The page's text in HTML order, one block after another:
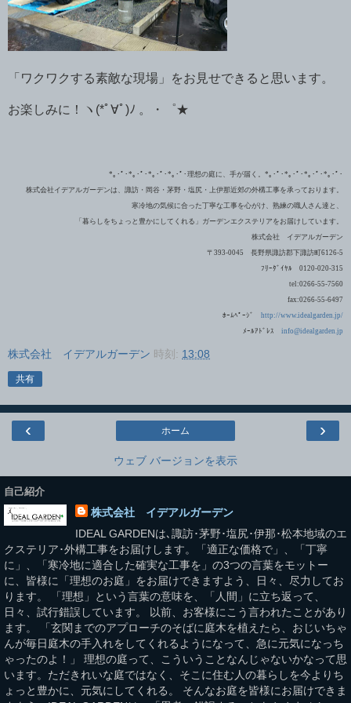
「ワクワクする素敵な現場」をお見せできると思います。
お楽しみに！ヽ(*ﾟ∀ﾟ)ﾉ 。・゜★
*｡･ﾟ･*｡･ﾟ･*｡･ﾟ･*｡･ﾟ･理想の庭に、手が届く。*｡･ﾟ･*｡･ﾟ･*｡･ﾟ･*｡･ﾟ･
株式会社イデアルガーデンは、諏訪・岡谷・茅野・塩尻・上伊那近郊の外構工事を承っております。
寒冷地の気候に合った丁寧な工事を心がけ、熟練の職人さん達と、
「暮らしをちょっと豊かにしてくれる」ガーデンエクステリアをお届けしています。
株式会社 イデアルガーデン
〒393-0045 長野県諏訪郡下諏訪町6126-5
ﾌﾘｰﾀﾞｲﾔﾙ 0120-020-315
tel:0266-55-7560
fax:0266-55-6497
ﾎｰﾑﾍﾟｰｼﾞ http://www.idealgarden.jp/
ﾒｰﾙｱﾄﾞﾚｽ info@idealgarden.jp
株式会社 イデアルガーデン 時刻: 13:08
共有
‹ ›
ホーム
ウェブ バージョンを表示
自己紹介
株式会社 イデアルガーデン
IDEAL GARDENは､諏訪･茅野･塩尻･伊那･松本地域のエ
クステリア･外構工事をお届けします。「適正な価格で」、「丁寧
に」、「寒冷地に適合した確実な工事を」の3つの言葉をモットー
に、皆様に「理想のお庭」をお届けできますよう、日々、尽力してお
ります。 「理想」という言葉の意味を、「人間」に立ち返って、
日々、試行錯誤しています。 以前、お客様にこう言われたことがあり
ます。 「玄関までのアプローチのそばに庭木を植えたら、おじいちゃ
んが毎日庭木の手入れをしてくれるようになって、急に元気になっち
ゃったのよ！」 理想の庭って、こういうことなんじゃないかなって思
います。ただきれいな庭ではなく、そこに住む人の暮らしを今よりち
ょっと豊かに、元気にしてくれる。 そんなお庭を皆様にお届けできま